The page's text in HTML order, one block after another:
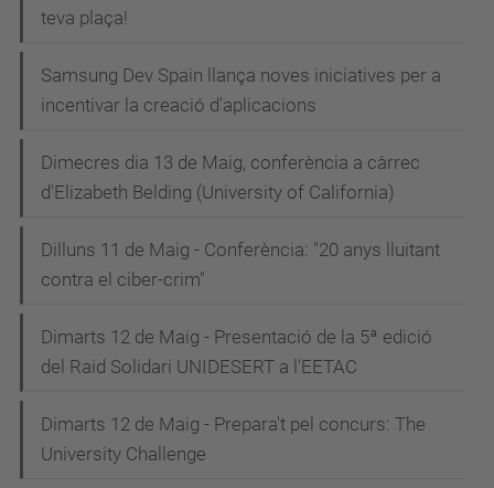
teva plaça!
Samsung Dev Spain llança noves iniciatives per a
incentivar la creació d'aplicacions
Dimecres dia 13 de Maig, conferència a càrrec
d'Elizabeth Belding (University of California)
Dilluns 11 de Maig - Conferència: "20 anys lluitant
contra el ciber-crim"
Dimarts 12 de Maig - Presentació de la 5ª edició
del Raid Solidari UNIDESERT a l'EETAC
Dimarts 12 de Maig - Prepara't pel concurs: The
University Challenge